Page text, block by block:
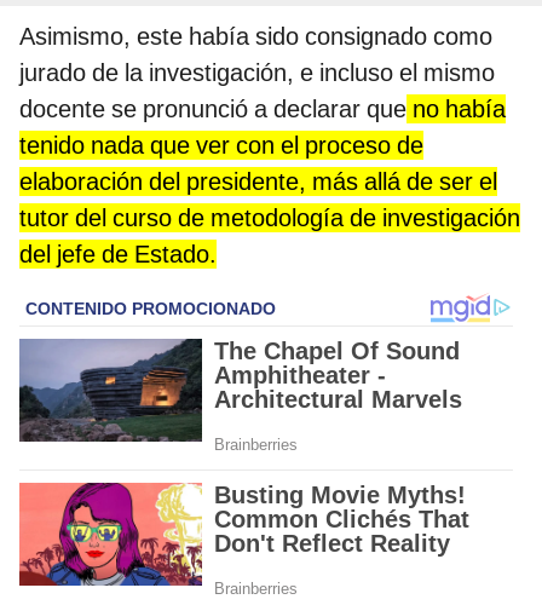
Asimismo, este había sido consignado como
jurado de la investigación, e incluso el mismo
docente se pronunció a declarar que no había
tenido nada que ver con el proceso de
elaboración del presidente, más allá de ser el
tutor del curso de metodología de investigación
del jefe de Estado.